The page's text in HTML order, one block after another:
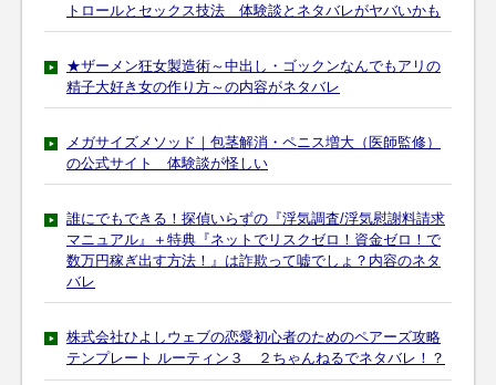
トロールとセックス技法 体験談とネタバレがヤバいかも
★ザーメン狂女製造術～中出し・ゴックンなんでもアリの
精子大好き女の作り方～の内容がネタバレ
メガサイズメソッド｜包茎解消・ペニス増大（医師監修）
の公式サイト 体験談が怪しい
誰にでもできる！探偵いらずの『浮気調査/浮気慰謝料請求
マニュアル』＋特典『ネットでリスクゼロ！資金ゼロ！で
数万円稼ぎ出す方法！』は詐欺って嘘でしょ？内容のネタ
バレ
株式会社ひよしウェブの恋愛初心者のためのペアーズ攻略
テンプレート ルーティン３ ２ちゃんねるでネタバレ！？